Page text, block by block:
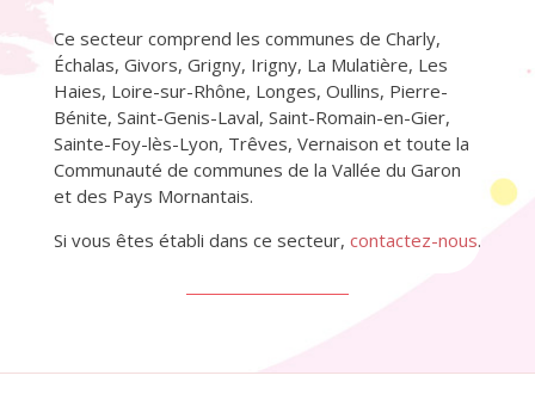
Ce secteur comprend les communes de Charly,
Échalas, Givors, Grigny, Irigny, La Mulatière, Les
Haies, Loire-sur-Rhône, Longes, Oullins, Pierre-
Bénite, Saint-Genis-Laval, Saint-Romain-en-Gier,
Sainte-Foy-lès-Lyon, Trêves, Vernaison et toute la
Communauté de communes de la Vallée du Garon
et des Pays Mornantais.
Si vous êtes établi dans ce secteur, contactez-nous.